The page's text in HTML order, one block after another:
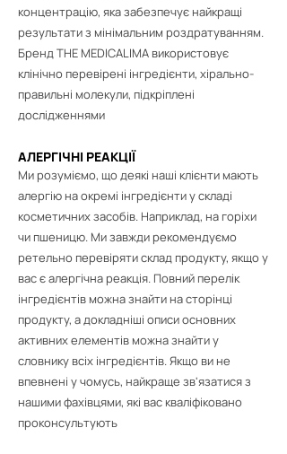
концентрацію, яка забезпечує найкращі
результати з мінімальним роздратуванням.
Бренд THE MEDICALIMA використовує
клінічно перевірені інгредієнти, хірально-
правильні молекули, підкріплені
дослідженнями
АЛЕРГІЧНІ РЕАКЦІЇ
Ми розуміємо, що деякі наші клієнти мають
алергію на окремі інгредієнти у складі
косметичних засобів. Наприклад, на горіхи
чи пшеницю. Ми завжди рекомендуємо
ретельно перевіряти склад продукту, якщо у
вас є алергічна реакція. Повний перелік
інгредієнтів можна знайти на сторінці
продукту, а докладніші описи основних
активних елементів можна знайти у
словнику всіх інгредієнтів. Якщо ви не
впевнені у чомусь, найкраще зв'язатися з
нашими фахівцями, які вас кваліфіковано
проконсультують